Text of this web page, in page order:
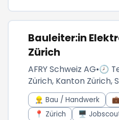
Bauleiter:in
Zürich
AFRY Schweiz AG•🕗
Zürich, Kanton Zürich,
👷‍♂️ Bau / Handwerk
📍 Zürich
🖥️